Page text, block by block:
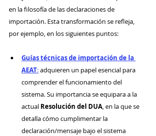
en la filosofía de las declaraciones de
importación. Esta transformación se refleja,
por ejemplo, en los siguientes puntos:
Guías técnicas de importación de la
AEAT: adquieren un papel esencial para
comprender el funcionamiento del
sistema. Su importancia se equipara a la
actual Resolución del DUA, en la que se
detalla cómo cumplimentar la
declaración/mensaje bajo el sistema